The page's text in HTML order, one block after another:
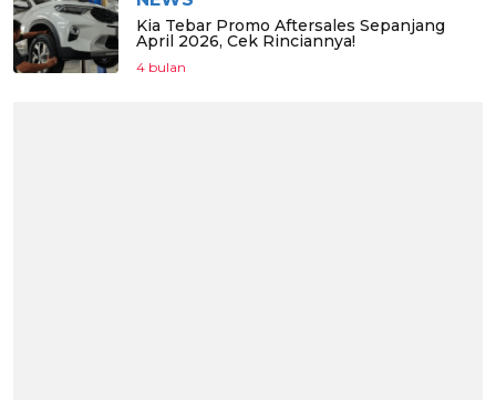
Kia Tebar Promo Aftersales Sepanjang
April 2026, Cek Rinciannya!
4 bulan